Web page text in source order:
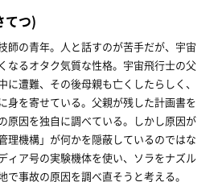
てつ)
師の青年。人と話すのが苦手だが、宇宙
なるオタク気質な性格。宇宙飛行士の父
遭難、その後母親も亡くしたらしく、
身を寄せている。父親が残した計画書を
原因を独自に調べている。しかし原因が
理機構」が何かを隠蔽しているのではな
ィア号の実験機体を使い、ソラをナズル
で事故の原因を調べ直そうと考える。